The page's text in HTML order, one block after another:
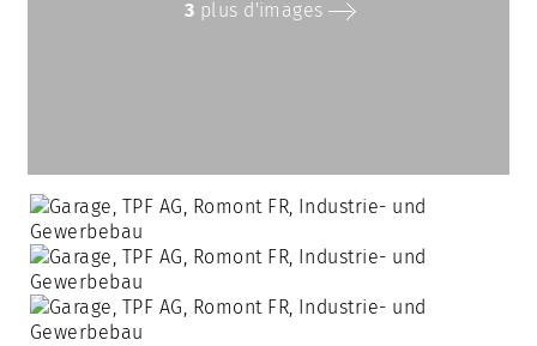
3 plus d'images